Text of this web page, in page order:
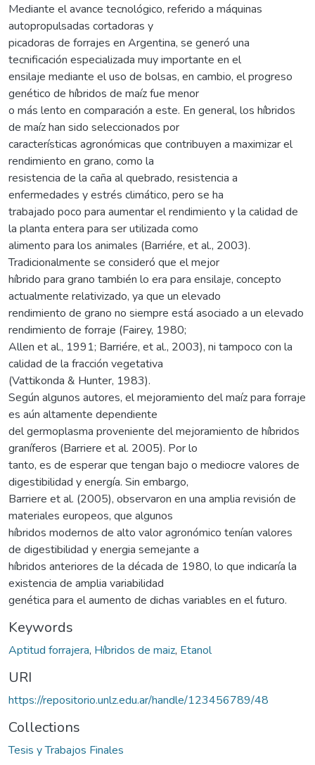
Mediante el avance tecnológico, referido a máquinas
autopropulsadas cortadoras y
picadoras de forrajes en Argentina, se generó una
tecnificación especializada muy importante en el
ensilaje mediante el uso de bolsas, en cambio, el progreso
genético de híbridos de maíz fue menor
o más lento en comparación a este. En general, los híbridos
de maíz han sido seleccionados por
características agronómicas que contribuyen a maximizar el
rendimiento en grano, como la
resistencia de la caña al quebrado, resistencia a
enfermedades y estrés climático, pero se ha
trabajado poco para aumentar el rendimiento y la calidad de
la planta entera para ser utilizada como
alimento para los animales (Barriére, et al., 2003).
Tradicionalmente se consideró que el mejor
híbrido para grano también lo era para ensilaje, concepto
actualmente relativizado, ya que un elevado
rendimiento de grano no siempre está asociado a un elevado
rendimiento de forraje (Fairey, 1980;
Allen et al., 1991; Barriére, et al., 2003), ni tampoco con la
calidad de la fracción vegetativa
(Vattikonda & Hunter, 1983).
Según algunos autores, el mejoramiento del maíz para forraje
es aún altamente dependiente
del germoplasma proveniente del mejoramiento de híbridos
graníferos (Barriere et al. 2005). Por lo
tanto, es de esperar que tengan bajo o mediocre valores de
digestibilidad y energía. Sin embargo,
Barriere et al. (2005), observaron en una amplia revisión de
materiales europeos, que algunos
híbridos modernos de alto valor agronómico tenían valores
de digestibilidad y energia semejante a
híbridos anteriores de la década de 1980, lo que indicaría la
existencia de amplia variabilidad
genética para el aumento de dichas variables en el futuro.
Keywords
Aptitud forrajera, Híbridos de maiz, Etanol
URI
https://repositorio.unlz.edu.ar/handle/123456789/48
Collections
Tesis y Trabajos Finales